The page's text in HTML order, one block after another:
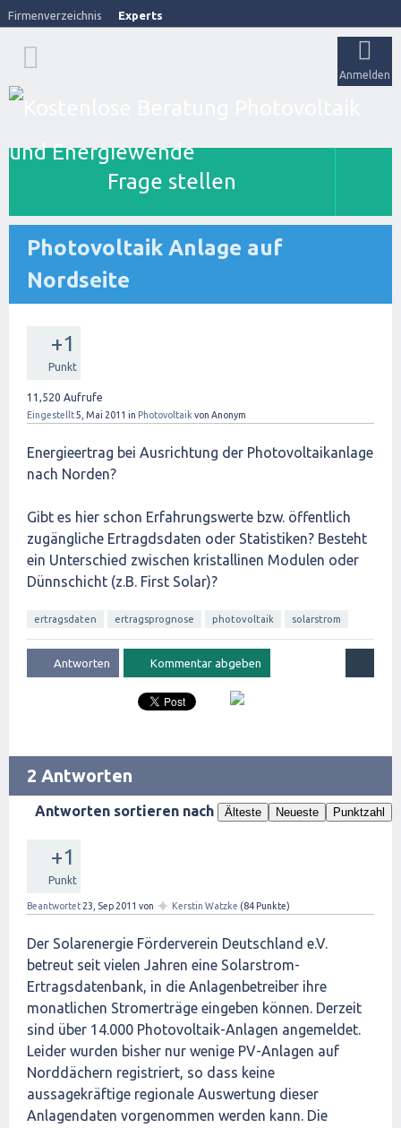
Firmenverzeichnis Experts
Anmelden
Frage stellen
Photovoltaik Anlage auf
Nordseite
+1
Punkt
11,520 Aufrufe
Eingestellt5, Mai 2011 in Photovoltaik von Anonym
Energieertrag bei Ausrichtung der Photovoltaikanlage
nach Norden?
Gibt es hier schon Erfahrungswerte bzw. öffentlich
zugängliche Ertragdsdaten oder Statistiken? Besteht
ein Unterschied zwischen kristallinen Modulen oder
Dünnschicht (z.B. First Solar)?
ertragsdaten ertragsprognose photovoltaik solarstrom
2 Antworten
Antworten sortieren nach Älteste Neueste Punktzahl
+1
Punkt
Beantwortet 23, Sep 2011 von ✦ Kerstin Watzke (84 Punkte)
Der Solarenergie Förderverein Deutschland e.V.
betreut seit vielen Jahren eine Solarstrom-
Ertragsdatenbank, in die Anlagenbetreiber ihre
monatlichen Stromerträge eingeben können. Derzeit
sind über 14.000 Photovoltaik-Anlagen angemeldet.
Leider wurden bisher nur wenige PV-Anlagen auf
Norddächern registriert, so dass keine
aussagekräftige regionale Auswertung dieser
Anlagendaten vorgenommen werden kann. Die